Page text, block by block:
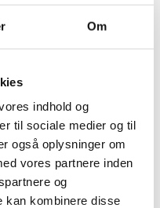
Om
indhold og
til sociale medier og til
også oplysninger om
vores partnere inden
og
kan kombinere disse